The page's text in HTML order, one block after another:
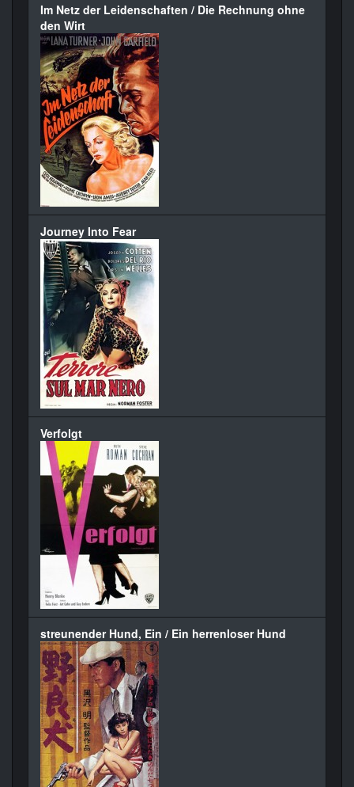
Im Netz der Leidenschaften / Die Rechnung ohne
den Wirt
Journey Into Fear
Verfolgt
streunender Hund, Ein / Ein herrenloser Hund